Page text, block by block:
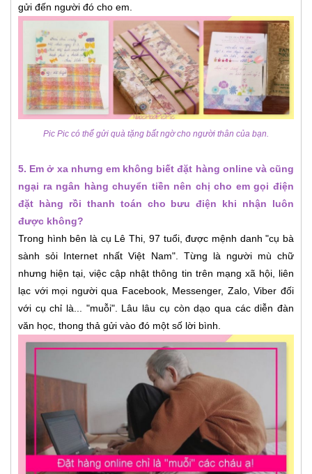
gửi đến người đó cho em.
Pic Pic có thể gửi quà tặng bất ngờ cho người thân của bạn.
5. Em ở xa nhưng em không biết đặt hàng online và cũng
ngại ra ngân hàng chuyển tiền nên chị cho em gọi điện
đặt hàng rồi thanh toán cho bưu điện khi nhận luôn
được không?
Trong hình bên là cụ Lê Thi, 97 tuổi, được mệnh danh "cụ bà
sành sỏi Internet nhất Việt Nam". Từng là người mù chữ
nhưng hiện tại, việc cập nhật thông tin trên mạng xã hội, liên
lạc với mọi người qua Facebook, Messenger, Zalo, Viber đối
với cụ chỉ là... "muỗi". Lâu lâu cụ còn dạo qua các diễn đàn
văn học, thong thả gửi vào đó một số lời bình.